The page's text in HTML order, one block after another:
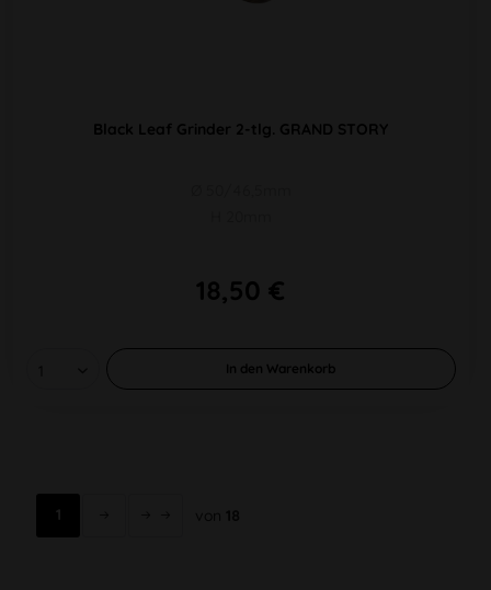
Black Leaf Grinder 2-tlg. GRAND STORY
18,50 €
In den Warenkorb
1